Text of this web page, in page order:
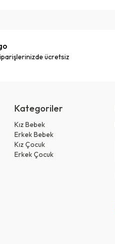
ücretsiz
Kategoriler
Kız Bebek
Erkek Bebek
Kız Çocuk
Erkek Çocuk